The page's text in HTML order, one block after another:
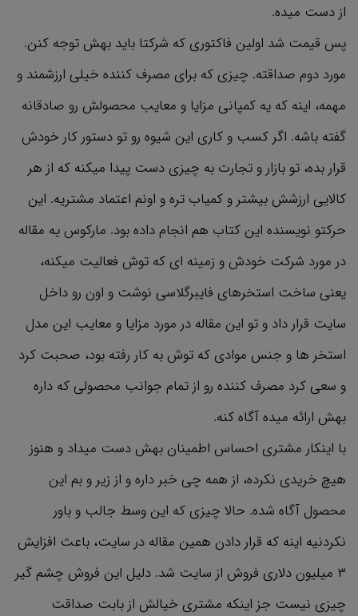
از دست میده.
پس قیمت شد اولین فاکتوری که شرکتا باید بهش توجه کنن.
مورد دوم صداقته. چیزی که برای مصرف کننده خیلی ارزشمند و
مهمه، اینه که یه کمپانی مزایا و معایب محصولش رو صادقانه
گفته باشه. اگر کسب و کاری این شیوه رو تو دستور کار خودش
قرار بده، تو بازار و تجارت به چیزی دست پیدا میکنه که از هر
کالایی ارزشش بیشتر و کمیاب تره و اونم اعتماد مشتریه. این
حرکتو نویسنده این کتاب هم انجام داده بود. مارکوس یه مقاله
در مورد شرکت خودش و زمینه ای که توش فعالیت میکنه،
یعنی ساخت استخرهای فایبرگلاسی نوشت و اون رو داخل
سایت قرار داد و تو این مقاله در مورد مزایا و معایب این مدل
استخر ها و جنس موادی که توش به کار رفته بود، صحبت کرد
و سعی کرد مصرف کننده رو از تمام جوانب محصولی که داره
بهش ارائه میده آگاه کنه.
با اینکار مشتری احساس اطمینان بهش دست میداد و هنوز
هیچ خریدی نکرده، از همه چی خبر داره و از زیر و بم این
محصول آگاه شده. حالا چیزی که این وسط جالب و باور
نکردنیه اینه که قرار دادن همین مقاله در سایت، باعث افزایش
۳ میلیون دلاری فروش از سایت شد. دلیل این فروش چشم گیر
چیزی نیست جز اینکه مشتری خیالش از بابت صداقت